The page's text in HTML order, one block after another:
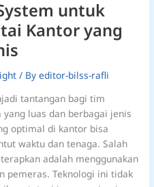
untuk
Kantor yang
/ Byeditor-bilss-rafli
tantangan bagi tim
yang luas dan berbagai jenis
optimal di kantor bisa
waktu dan tenaga. Salah
adalah menggunakan
pemeras. Teknologi ini tidak